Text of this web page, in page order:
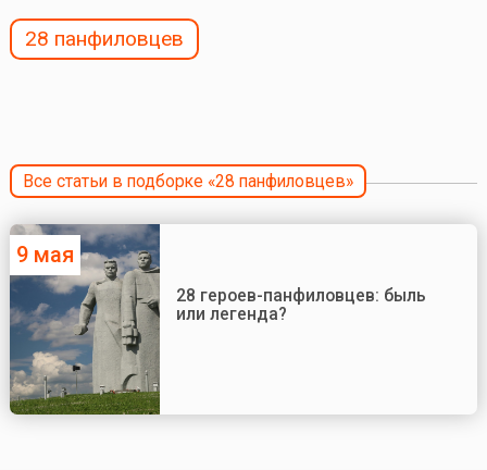
28 панфиловцев
Все статьи в подборке «28 панфиловцев»
9 мая
28 героев-панфиловцев: быль
или легенда?